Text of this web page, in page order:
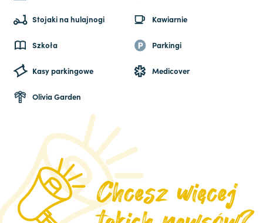
Stojaki na hulajnogi Kawiarnie
Szkoła Parkingi
Kasy parkingowe Medicover
Olivia Garden